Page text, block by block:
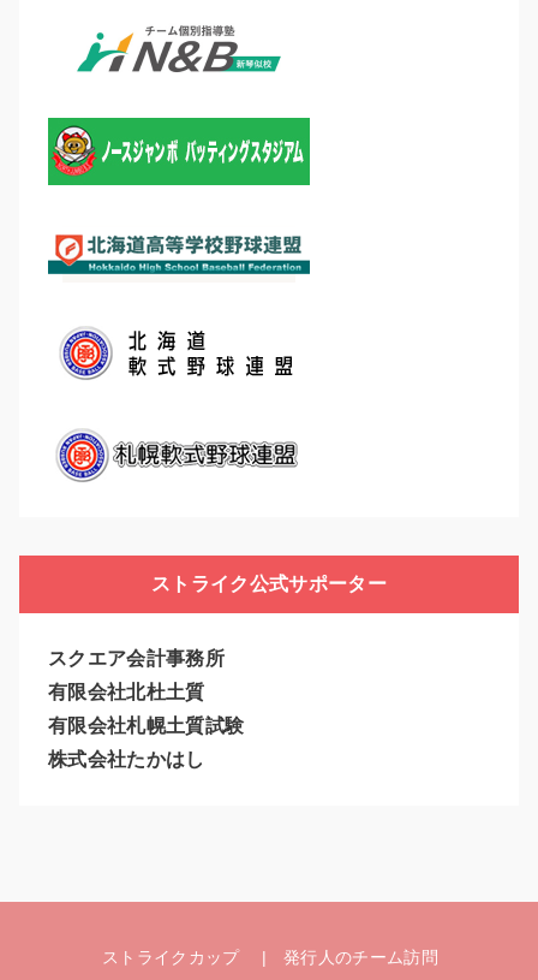
ストライク公式サポーター
スクエア会計事務所
有限会社北杜土質
有限会社札幌土質試験
株式会社たかはし
ストライクカップ 発行人のチーム訪問